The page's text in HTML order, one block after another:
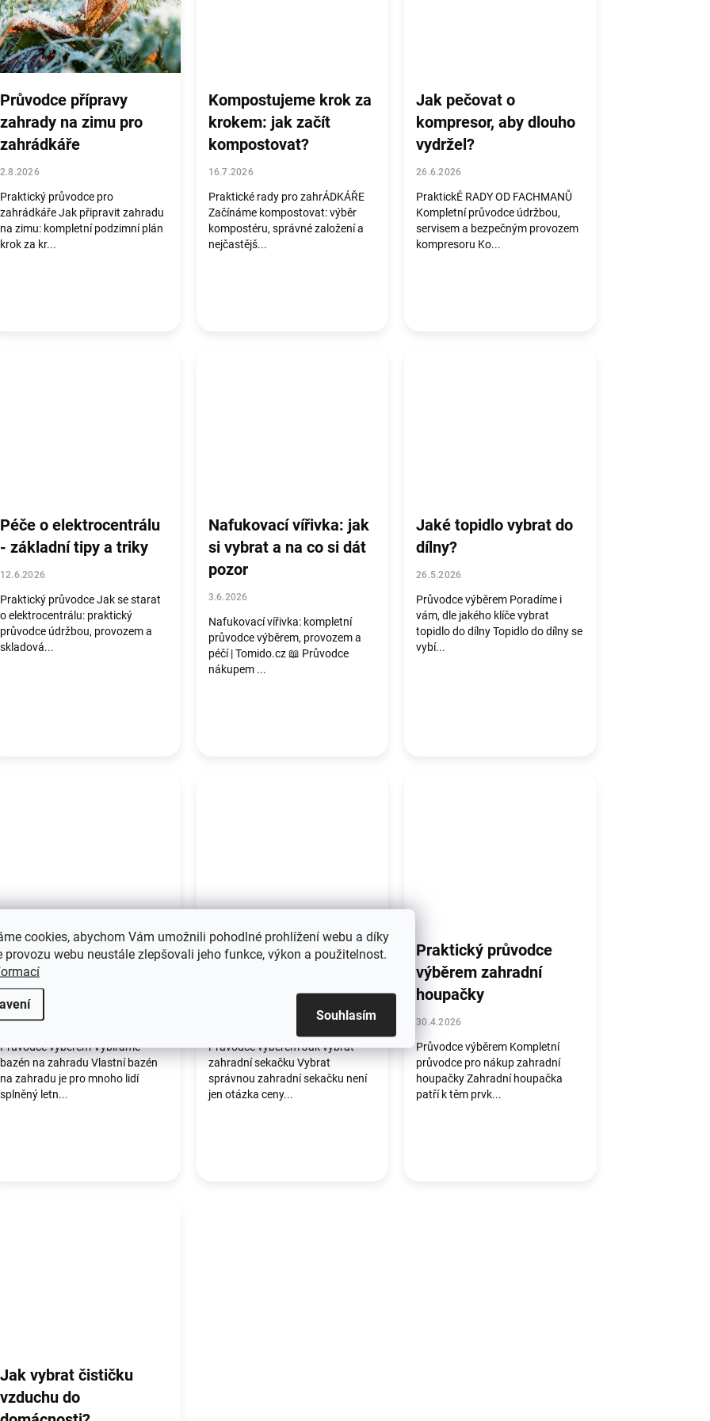
cookies, abychom Vám umožnili pohodlné prohlížení webu a díky
provozu webu neustále zlepšovali jeho funkce, výkon a použitelnost.
Souhlasím
Průvodce přípravy
zahrady na zimu pro
zahrádkáře
2.8.2026
Praktický průvodce pro
zahrádkáře Jak připravit zahradu
na zimu: kompletní podzimní plán
krok za kr...
Kompostujeme krok za
krokem: jak začít
kompostovat?
16.7.2026
Praktické rady pro zahrÁDKÁŘE
Začínáme kompostovat: výběr
kompostéru, správné založení a
nejčastějš...
Jak pečovat o
kompresor, aby dlouho
vydržel?
26.6.2026
PraktickÉ RADY OD FACHMANŮ
Kompletní průvodce údržbou,
servisem a bezpečným provozem
kompresoru Ko...
Péče o elektrocentrálu
- základní tipy a triky
12.6.2026
Praktický průvodce Jak se starat
o elektrocentrálu: praktický
průvodce údržbou, provozem a
skladová...
Nafukovací vířivka: jak
si vybrat a na co si dát
pozor
3.6.2026
Nafukovací vířivka: kompletní
průvodce výběrem, provozem a
péčí | Tomido.cz 📖 Průvodce
nákupem ...
Jaké topidlo vybrat do
dílny?
26.5.2026
Průvodce výběrem Poradíme i
vám, dle jakého klíče vybrat
topidlo do dílny Topidlo do dílny se
vybí...
Proč si pořídit bazén na
zahradu? A jak ho
vybrat?
18.5.2026
Průvodce výběrem Vybíráme
bazén na zahradu Vlastní bazén
na zahradu je pro mnoho lidí
splněný letn...
Kompletní průvodce
zahrady i typu sečení
Průvodce výběrem Jak vybrat
zahradní sekačku Vybrat
správnou zahradní sekačku není
jen otázka ceny...
Praktický průvodce
výběrem zahradní
houpačky
30.4.2026
Průvodce výběrem Kompletní
průvodce pro nákup zahradní
houpačky Zahradní houpačka
patří k těm prvk...
Jak vybrat čističku
vzduchu do